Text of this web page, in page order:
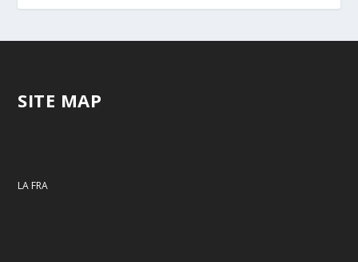
SITE MAP
LA FRA